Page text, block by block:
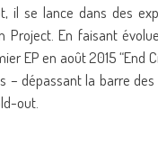
il se lance dans des
Project. En faisant
EP en août 2015 “End
dépassant la barre
out.